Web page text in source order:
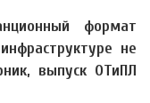
формат
не
выпуск ОТиПЛ